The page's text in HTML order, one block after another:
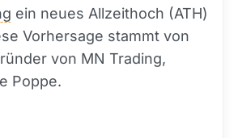
ein neues Allzeithoch (ATH)
Vorhersage stammt von
von MN Trading,
Poppe.